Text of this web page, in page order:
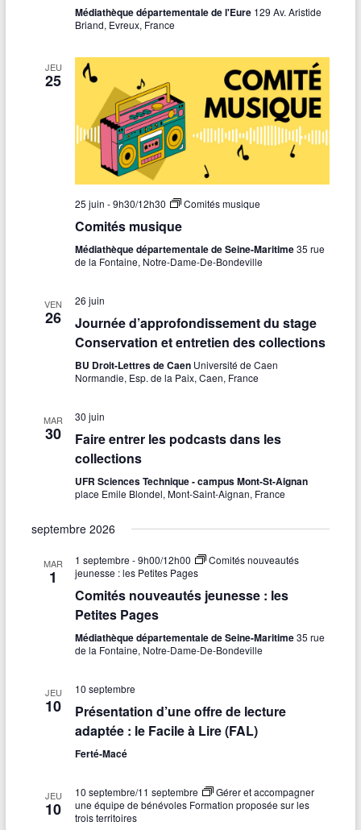
Médiathèque départementale de l'Eure 129 Av. Aristide
Briand, Evreux, France
JEU
25
25 juin - 9h30/12h30 Comités musique
Comités musique
Médiathèque départementale de Seine-Maritime35 rue
de la Fontaine, Notre-Dame-De-Bondeville
VEN
26
26 juin
Journée d’approfondissement du stage
Conservation et entretien des collections
BU Droit-Lettres de Caen Université de Caen
Normandie, Esp. de la Paix, Caen, France
MAR
30
30 juin
Faire entrer les podcasts dans les
collections
UFR Sciences Technique - campus Mont-St-Aignan
place Emile Blondel, Mont-Saint-Aignan, France
septembre 2026
MAR
1
1 septembre - 9h00/12h00
Comités nouveautés
jeunesse : les Petites Pages
Comités nouveautés jeunesse : les
Petites Pages
Médiathèque départementale de Seine-Maritime35 rue
de la Fontaine, Notre-Dame-De-Bondeville
JEU
10
10 septembre
Présentation d’une offre de lecture
adaptée : le Facile à Lire (FAL)
Ferté-Macé
JEU
10
10 septembre/11 septembre
Gérer et accompagner
une équipe de bénévoles Formation proposée sur les
trois territoires